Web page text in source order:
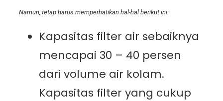
Namun, tetap harus memperhatikan hal-hal berikut ini:
Kapasitas filter air sebaiknya
mencapai 30 – 40 persen
dari volume air kolam.
Kapasitas filter yang cukup